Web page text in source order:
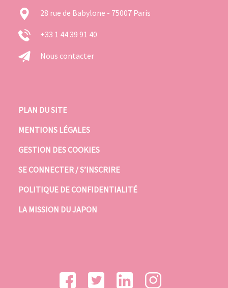
28 rue de Babylone - 75007 Paris
+33 1 44 39 91 40
Nous contacter
PLAN DU SITE
MENTIONS LÉGALES
GESTION DES COOKIES
SE CONNECTER / S’INSCRIRE
POLITIQUE DE CONFIDENTIALITÉ
LA MISSION DU JAPON